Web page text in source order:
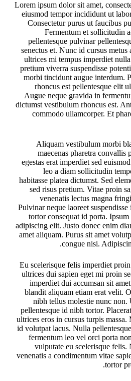
Lorem ipsum dolor sit amet,
eiusmod tempor incididunt ut
Consectetur purus ut faucibus
Fermentum et sollicitudin
pellentesque pulvinar
senectus et. Nunc id cursus
ultrices mi tempus imperdiet
pretium viverra suspendisse
morbi tincidunt augue interdum.
rhoncus est pellentesque elit
Augue neque gravida in
dictumst vestibulum rhoncus est.
commodo ullamcorper. Et
Aliquam vestibulum morbi
maecenas pharetra convallis
egestas erat imperdiet sed
leo a diam sollicitudin
habitasse platea dictumst. Sed
sed risus pretium. Vitae proin
venenatis lectus magna
Pulvinar neque laoreet
tortor consequat id porta.
adipiscing elit. Justo donec enim
amet aliquam. Purus sit amet
congue nisi.
Eu scelerisque felis imperdiet
ultrices dui sapien eget mi proin
imperdiet dui accumsan sit
blandit aliquam etiam erat velit.
nibh tellus molestie nunc non.
pellentesque id nibh tortor.
ultrices eros in cursus turpis
id volutpat lacus. Nulla
fermentum leo vel orci porta
vulputate eu scelerisque
venenatis a condimentum vitae
tortor